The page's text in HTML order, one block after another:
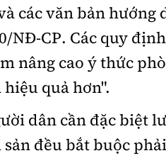
các văn bản hướng
NĐ-CP. Các quy
nâng cao ý thức
quả hơn".
dân cần đặc biệt
đều bắt buộc